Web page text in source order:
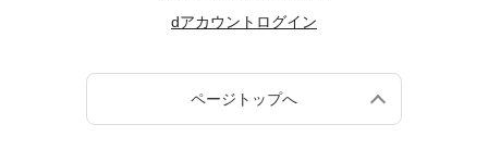
dアカウントログイン
ページトップへ